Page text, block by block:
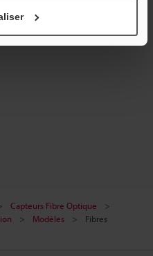
Capteurs Fibre Optique
Modèles
Fibres